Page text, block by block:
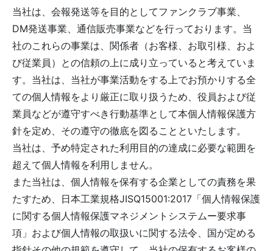
当社は、会報発送等を目的としてファンクラブ事業、
DM発送事業、通信販売事業などを行っております。当
社のこれらの事業は、関係者（お客様、お取引様、およ
び従業員）との信頼の上に成り立っていると考えていま
す。当社は、当社が事業活動をする上でお預かりする全
ての個人情報をより厳正に取り扱うため、役員および従
業員などが遵守すべき行動基準として本個人情報保護方
針を定め、その遵守の徹底を図ることといたします。
当社は、予め特定された利用目的の達成に必要な範囲を
超えて個人情報を利用しません。
また当社は、個人情報を保有する企業としての責務を果
たすため、日本工業規格JISQ15001:2017「個人情報保護
に関する個人情報保護マネジメントシステムー要求事
項」および個人情報の取扱いに関する法令、国が定める